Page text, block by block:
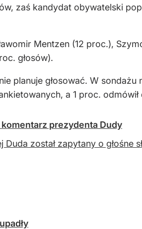
zaś kandydat obywatelski
Mentzen (12 proc.),
głosów).
planuje głosować. W
a 1 proc.
prezydenta Dudy
Duda został zapytany o głośne